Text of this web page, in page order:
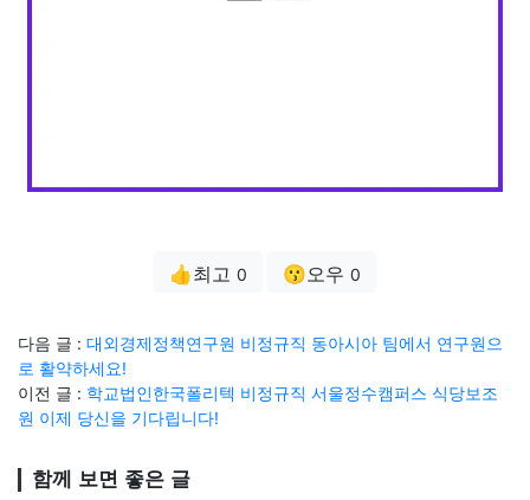
👍최고 0 😗오우 0
다음 글 : 대외경제정책연구원 비정규직 동아시아 팀에서 연구원으
로 활약하세요!
이전 글 : 학교법인한국폴리텍 비정규직 서울정수캠퍼스 식당보조
원 이제 당신을 기다립니다!
함께 보면 좋은 글